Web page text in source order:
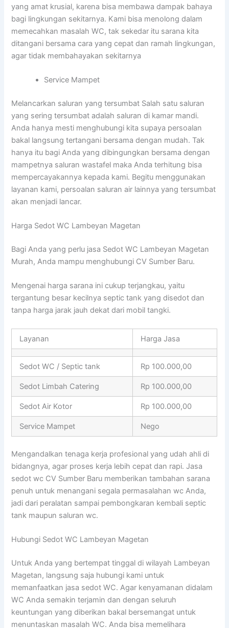
yang amat krusial, karena bisa membawa dampak bahaya
bagi lingkungan sekitarnya. Kami bisa menolong dalam
memecahkan masalah WC, tak sekedar itu sarana kita
ditangani bersama cara yang cepat dan ramah lingkungan,
agar tidak membahayakan sekitarnya
Service Mampet
Melancarkan saluran yang tersumbat Salah satu saluran
yang sering tersumbat adalah saluran di kamar mandi.
Anda hanya mesti menghubungi kita supaya persoalan
bakal langsung tertangani bersama dengan mudah. Tak
hanya itu bagi Anda yang dibingungkan bersama dengan
mampetnya saluran wastafel maka Anda terhitung bisa
mempercayakannya kepada kami. Begitu menggunakan
layanan kami, persoalan saluran air lainnya yang tersumbat
akan menjadi lancar.
Harga Sedot WC Lambeyan Magetan
Bagi Anda yang perlu jasa Sedot WC Lambeyan Magetan
Murah, Anda mampu menghubungi CV Sumber Baru.
Mengenai harga sarana ini cukup terjangkau, yaitu
tergantung besar kecilnya septic tank yang disedot dan
tanpa harga jarak jauh dekat dari mobil tangki.
Layanan Harga Jasa
Sedot WC / Septic tank Rp 100.000,00
Sedot Limbah Catering Rp 100.000,00
Sedot Air Kotor Rp 100.000,00
Service Mampet Nego
Mengandalkan tenaga kerja profesional yang udah ahli di
bidangnya, agar proses kerja lebih cepat dan rapi. Jasa
sedot wc CV Sumber Baru memberikan tambahan sarana
penuh untuk menangani segala permasalahan wc Anda,
jadi dari peralatan sampai pembongkaran kembali septic
tank maupun saluran wc.
Hubungi Sedot WC Lambeyan Magetan
Untuk Anda yang bertempat tinggal di wilayah Lambeyan
Magetan, langsung saja hubungi kami untuk
memanfaatkan jasa sedot WC. Agar kenyamanan didalam
WC Anda semakin terjamin dan dengan seluruh
keuntungan yang diberikan bakal bersemangat untuk
menuntaskan masalah WC. Anda bisa memelihara